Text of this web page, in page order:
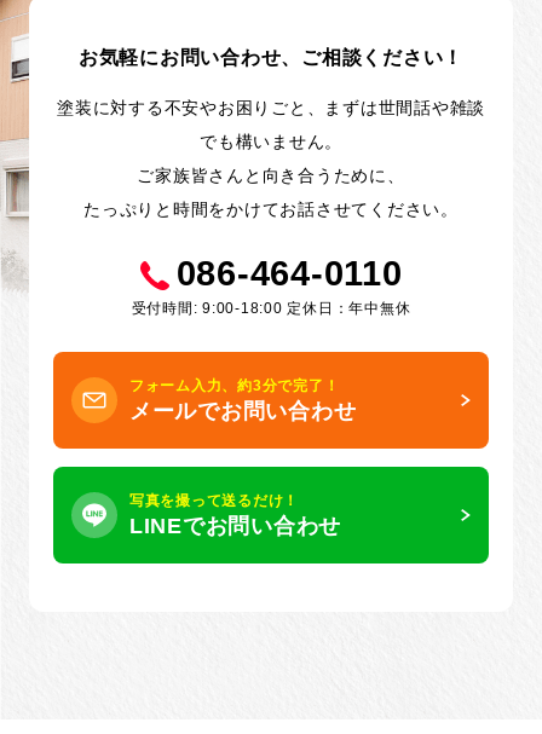
お気軽にお問い合わせ、ご相談ください！
塗装に対する不安やお困りごと、まずは世間話や雑談
でも構いません。
ご家族皆さんと向き合うために、
たっぷりと時間をかけてお話させてください。
086-464-0110
受付時間: 9:00-18:00 定休日：年中無休
フォーム入力、約3分で完了！
メールでお問い合わせ
写真を撮って送るだけ！
LINEでお問い合わせ